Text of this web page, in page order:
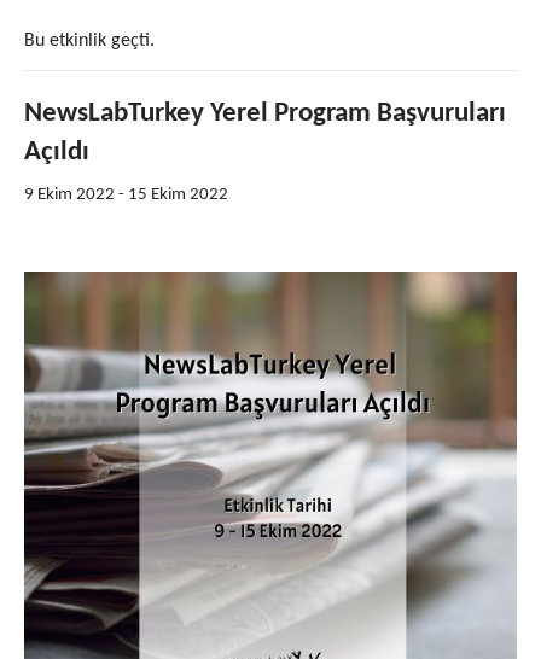
Bu etkinlik geçti.
NewsLabTurkey Yerel Program Başvuruları
Açıldı
9 Ekim 2022 - 15 Ekim 2022